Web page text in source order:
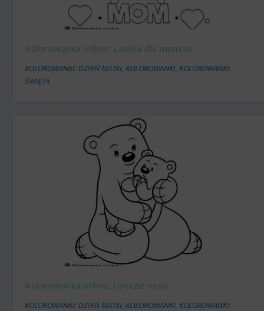
Kolorowanka online: Laurka dla mamusi
KOLOROWANKI: DZIEŃ MATKI,KOLOROWANKI,KOLOROWANKI:
ŚWIĘTA
Kolorowanka online: Urocze misie
KOLOROWANKI: DZIEŃ MATKI,KOLOROWANKI,KOLOROWANKI: